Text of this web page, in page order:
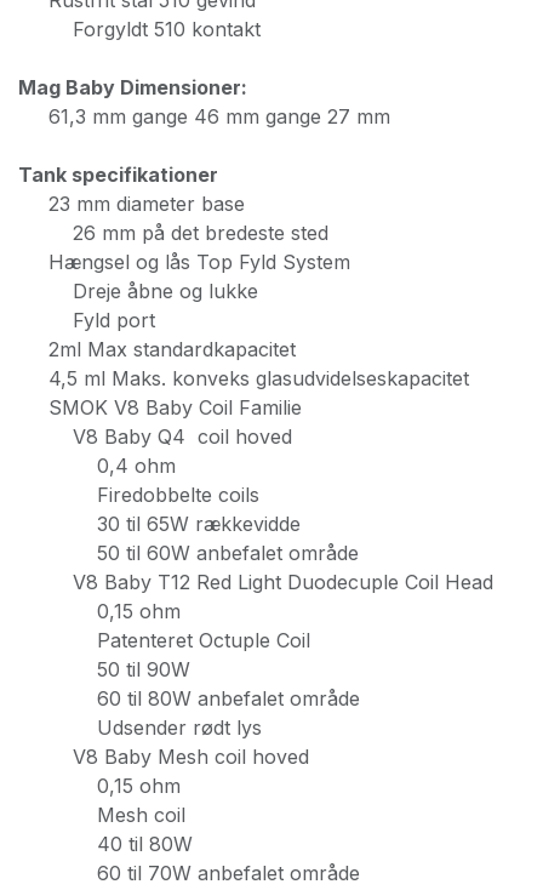
Forgyldt 510 kontakt
Mag Baby Dimensioner:
61,3 mm gange 46 mm gange 27 mm
Tank specifikationer
23 mm diameter base
26 mm på det bredeste sted
Hængsel og lås Top Fyld System
Dreje åbne og lukke
Fyld port
2ml Max standardkapacitet
4,5 ml Maks. konveks glasudvidelseskapacitet
SMOK V8 Baby Coil Familie
V8 Baby Q4 coil hoved
0,4 ohm
Firedobbelte coils
30 til 65W rækkevidde
50 til 60W anbefalet område
V8 Baby T12 Red Light Duodecuple Coil Head
0,15 ohm
Patenteret Octuple Coil
50 til 90W
60 til 80W anbefalet område
Udsender rødt lys
V8 Baby Mesh coil hoved
0,15 ohm
Mesh coil
40 til 80W
60 til 70W anbefalet område